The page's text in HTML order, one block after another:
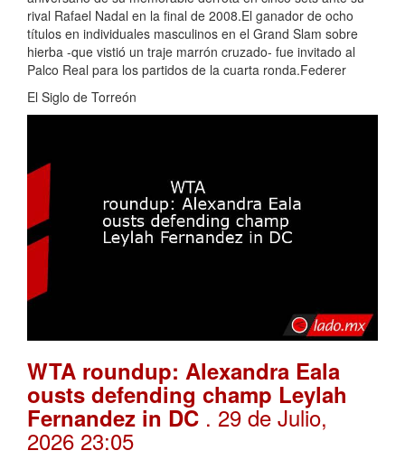
rival Rafael Nadal en la final de 2008.El ganador de ocho
títulos en individuales masculinos en el Grand Slam sobre
hierba -que vistió un traje marrón cruzado- fue invitado al
Palco Real para los partidos de la cuarta ronda.Federer
El Siglo de Torreón
WTA roundup: Alexandra Eala
ousts defending champ Leylah
Fernandez in DC . 29 de Julio,
2026 23:05